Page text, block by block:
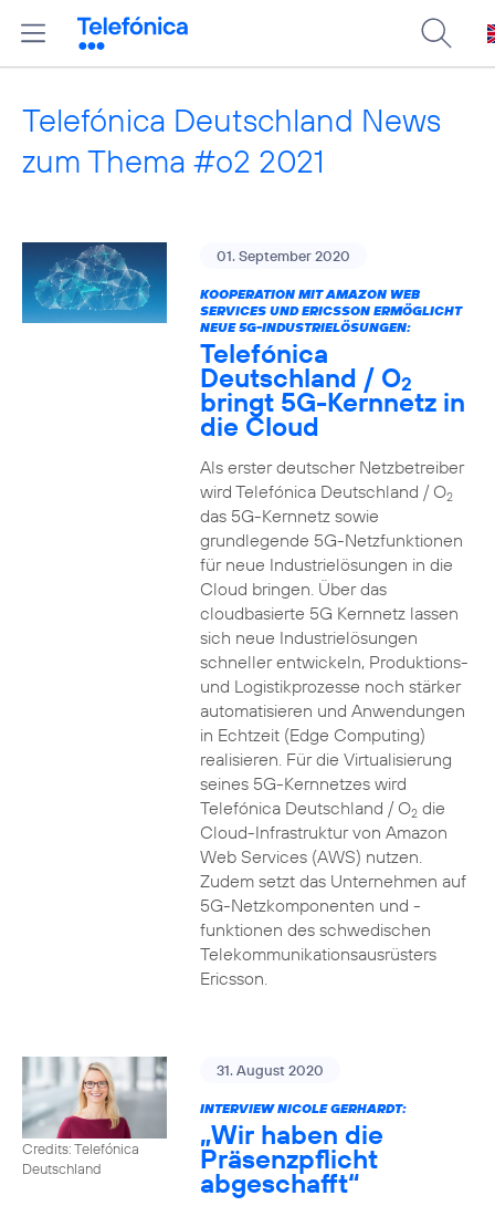
Telefónica Deutschland News
zum Thema #o2 2021
01. September 2020
KOOPERATION MIT AMAZON WEB
SERVICES UND ERICSSON ERMÖGLICHT
NEUE 5G-INDUSTRIELÖSUNGEN:
Telefónica
Deutschland / O2
bringt 5G-Kernnetz in
die Cloud
Als erster deutscher Netzbetreiber
wird Telefónica Deutschland / O2
das 5G-Kernnetz sowie
grundlegende 5G-Netzfunktionen
für neue Industrielösungen in die
Cloud bringen. Über das
cloudbasierte 5G Kernnetz lassen
sich neue Industrielösungen
schneller entwickeln, Produktions-
und Logistikprozesse noch stärker
automatisieren und Anwendungen
in Echtzeit (Edge Computing)
realisieren. Für die Virtualisierung
seines 5G-Kernnetzes wird
Telefónica Deutschland / O2die
Cloud-Infrastruktur von Amazon
Web Services (AWS) nutzen.
Zudem setzt das Unternehmen auf
5G-Netzkomponenten und -
funktionen des schwedischen
Telekommunikationsausrüsters
Ericsson.
Credits: Telefónica
Deutschland
31. August 2020
INTERVIEW NICOLE GERHARDT:
„Wir haben die
Präsenzpflicht
abgeschafft“